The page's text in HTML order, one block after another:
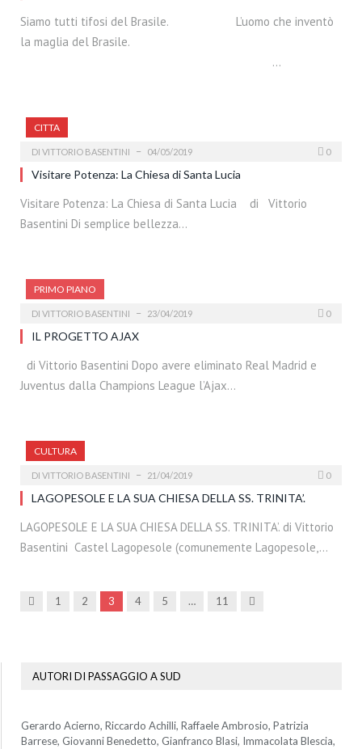
Siamo tutti tifosi del Brasile. L’uomo che inventò
la maglia del Brasile.
…
CITTA
DI VITTORIO BASENTINI 04/05/2019 0
Visitare Potenza: La Chiesa di Santa Lucia
Visitare Potenza: La Chiesa di Santa Lucia di Vittorio
Basentini Di semplice bellezza…
PRIMO PIANO
DI VITTORIO BASENTINI 23/04/2019 0
IL PROGETTO AJAX
di Vittorio Basentini Dopo avere eliminato Real Madrid e
Juventus dalla Champions League l’Ajax…
CULTURA
DI VITTORIO BASENTINI 21/04/2019 0
LAGOPESOLE E LA SUA CHIESA DELLA SS. TRINITA’.
LAGOPESOLE E LA SUA CHIESA DELLA SS. TRINITA’. di Vittorio
Basentini Castel Lagopesole (comunemente Lagopesole,…
Precedenti
1 2 3 4 5 … 11 Prossima
AUTORI DI PASSAGGIO A SUD
Gerardo Acierno, Riccardo Achilli, Raffaele Ambrosio, Patrizia
Barrese, Giovanni Benedetto, Gianfranco Blasi, Immacolata Blescia,